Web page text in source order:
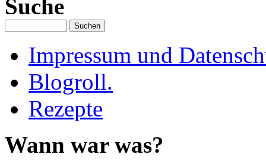
Suche
Impressum und
Blogroll.
Rezepte
Wann war was?